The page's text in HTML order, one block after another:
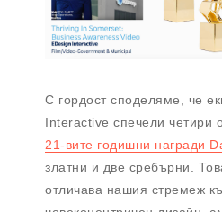
С гордост споделяме, че
Interactive спечели четири
21-вите годишни награди
златни и две сребърни.
отличава нашия стремеж